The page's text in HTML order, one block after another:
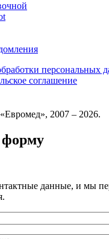
персональных
соглашение
2007 – 2026.
форму
данные, и мы